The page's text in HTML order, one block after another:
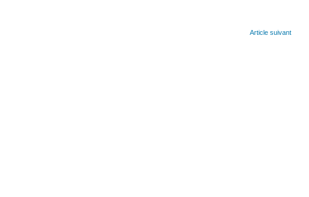
Article suivant